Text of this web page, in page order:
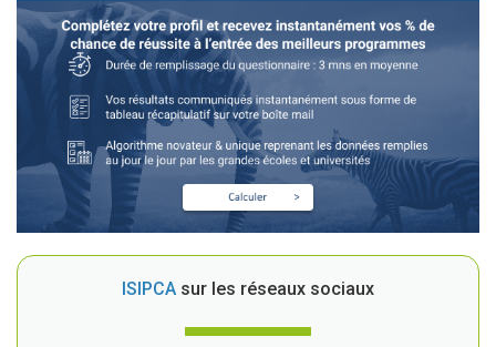
ISIPCA sur les réseaux sociaux